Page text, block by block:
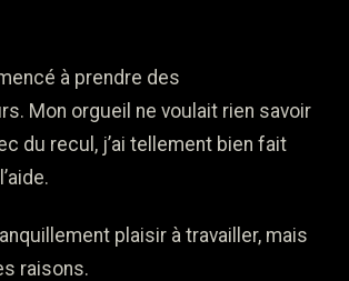
à prendre des
Mon orgueil ne voulait rien savoir
du recul, j’ai tellement bien fait
plaisir à travailler, mais
raisons.